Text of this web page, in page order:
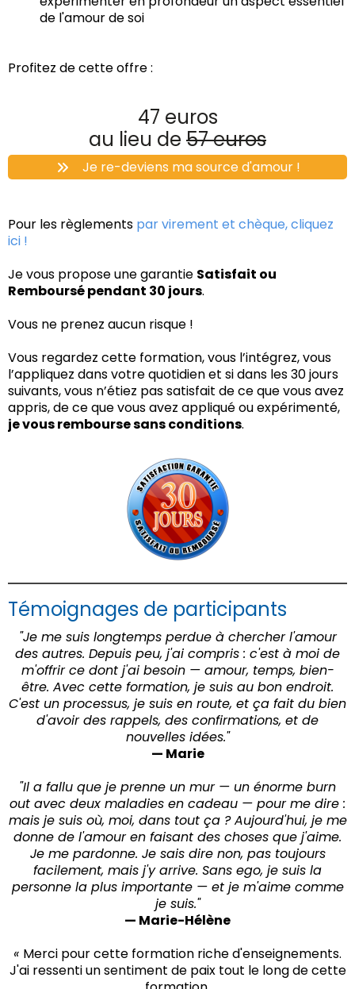
de l'amour de soi
Profitez de cette offre :
47 euros
au lieu de 57 euros
Je re-deviens ma source d'amour !
Pour les règlements par virement et chèque, cliquez
ici !
Je vous propose une garantie Satisfait ou
Remboursé pendant 30 jours.
Vous ne prenez aucun risque !
Vous regardez cette formation, vous l’intégrez, vous
l’appliquez dans votre quotidien et si dans les 30 jours
suivants, vous n’étiez pas satisfait de ce que vous avez
appris, de ce que vous avez appliqué ou expérimenté,
je vous rembourse sans conditions.
Témoignages de participants
"Je me suis longtemps perdue à chercher l'amour
des autres. Depuis peu, j'ai compris : c'est à moi de
m'offrir ce dont j'ai besoin — amour, temps, bien-
être. Avec cette formation, je suis au bon endroit.
C'est un processus, je suis en route, et ça fait du bien
d'avoir des rappels, des confirmations, et de
nouvelles idées."
— Marie
"Il a fallu que je prenne un mur — un énorme burn
out avec deux maladies en cadeau — pour me dire :
mais je suis où, moi, dans tout ça ? Aujourd'hui, je me
donne de l'amour en faisant des choses que j'aime.
Je me pardonne. Je sais dire non, pas toujours
facilement, mais j'y arrive. Sans ego, je suis la
personne la plus importante — et je m'aime comme
je suis."
— Marie-Hélène
« Merci pour cette formation riche d'enseignements.
J'ai ressenti un sentiment de paix tout le long de cette